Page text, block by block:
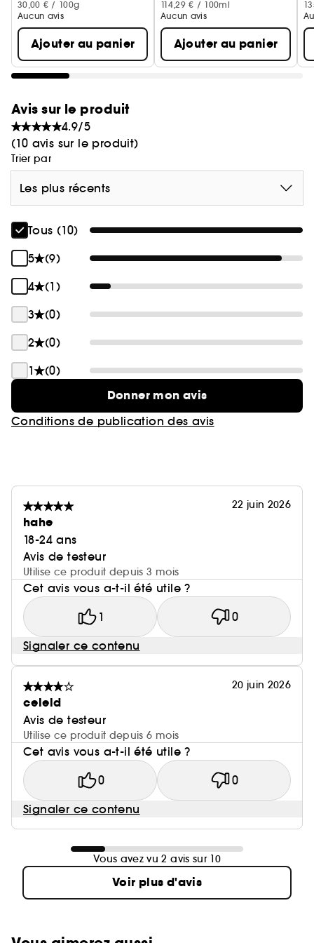
30,00 € / 100g
Aucun avis
Ajouter au panier
114,29 € / 100ml
Aucun avis
Ajouter au panier
Avis sur le produit
4.9/5
(10 avis sur le produit)
Trier par
Les plus récents
Tous (10)
5
(9)
4
(1)
3
(0)
2
(0)
1
(0)
Donner mon avis
Conditions de publication des avis
22 juin 2026
hahe
18-24 ans
Avis de testeur
Utilise ce produit depuis 3 mois
Cet avis vous a-t-il été utile ?
1 0
Signaler ce contenu
20 juin 2026
celeld
Avis de testeur
Utilise ce produit depuis 6 mois
Cet avis vous a-t-il été utile ?
0 0
Signaler ce contenu
Vous avez vu 2 avis sur 10
Voir plus d'avis